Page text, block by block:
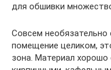
для обшивки
Совсем
помещение целиком,
зона. Материал